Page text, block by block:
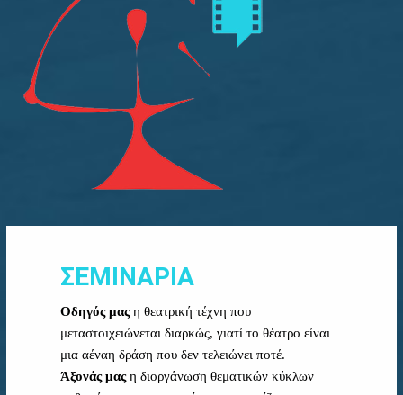
ΣΕΜΙΝΑΡΙΑ
Οδηγός μαςη θεατρική τέχνη που
μεταστοιχειώνεται διαρκώς, γιατί το θέατρο είναι
μια αέναη δράση που δεν τελειώνει ποτέ.
Άξονάς μαςη διοργάνωση θεματικών κύκλων